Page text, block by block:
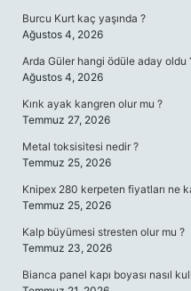
Burcu Kurt kaç yaşında ?
Ağustos 4, 2026
Arda Güler hangi ödüle aday oldu
Ağustos 4, 2026
Kırık ayak kangren olur mu ?
Temmuz 27, 2026
Metal toksisitesi nedir ?
Temmuz 25, 2026
Knipex 280 kerpeten fiyatları ne
Temmuz 25, 2026
Kalp büyümesi stresten olur mu ?
Temmuz 23, 2026
Bianca panel kapı boyası nasıl